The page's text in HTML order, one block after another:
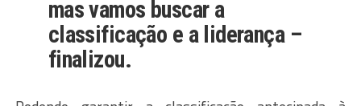
mas vamos buscar a
classificação e a liderança –
finalizou.